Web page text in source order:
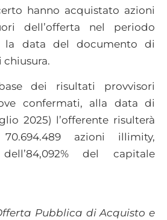
hanno acquistato azioni
dell’offerta nel periodo
la data del documento di
chiusura.
dei risultati provvisori
confermati, alla data di
2025) l’offerente risulterà
azioni illimity,
dell’84,092% del capitale
Pubblica di Acquisto e